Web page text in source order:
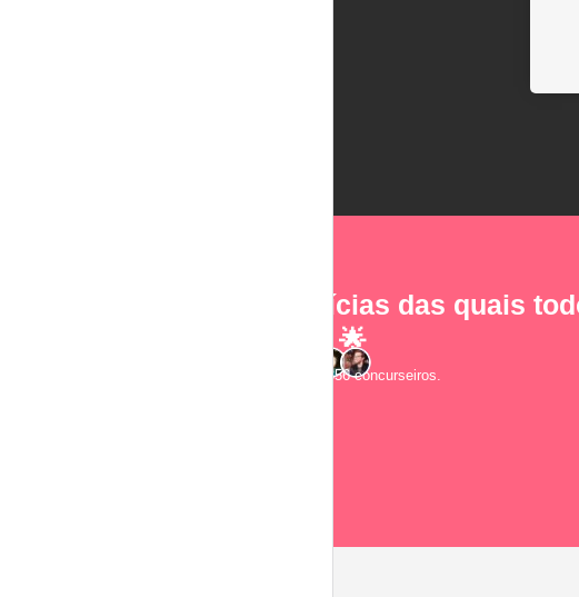
As notícias das quais
e-mail! 🌟
Junte-se a 2.856 concurseiros.